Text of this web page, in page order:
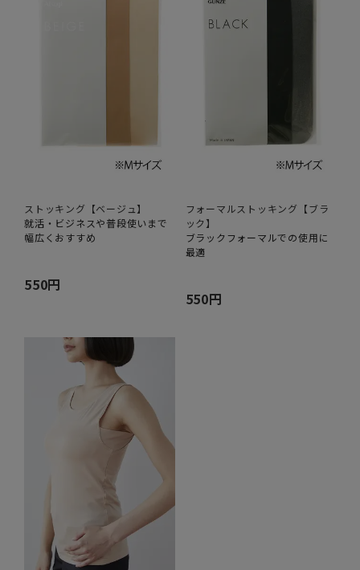
ストッキング【ベージュ】
就活・ビジネスや普段使いまで
幅広くおすすめ
550円
フォーマルストッキング【ブラ
ック】
ブラックフォーマルでの使用に
最適
550円